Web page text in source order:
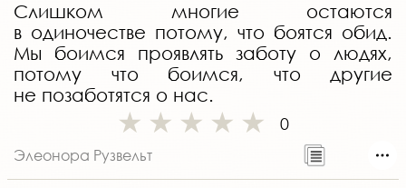
Слишком многие остаются
в одиночестве потому, что боятся обид.
Мы боимся проявлять заботу о людях,
потому что боимся, что другие
не позаботятся о нас.
0
Элеонора Рузвельт